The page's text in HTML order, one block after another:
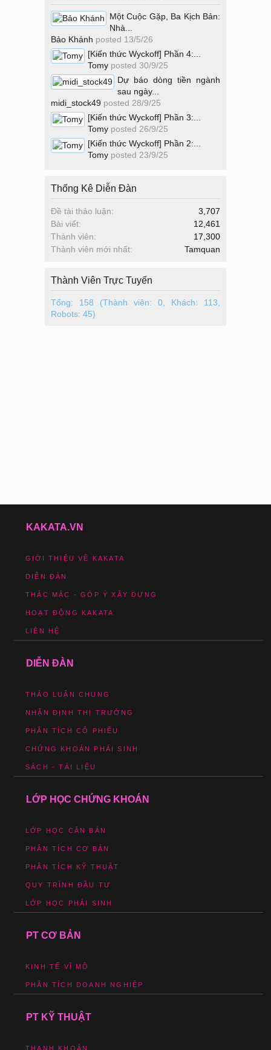
Một Cuộc Gặp, Ba Kịch Bản:
Nhà...
Bảo Khánh posted 13/5/26
[Kiến thức Wyckoff] Phần 4:...
Tomy posted 30/9/25
Dự báo dòng tiền ngành
sau ngày...
midi_stock49 posted 28/9/25
[Kiến thức Wyckoff] Phần 3:...
Tomy posted 26/9/25
[Kiến thức Wyckoff] Phần 2:...
Tomy posted 23/9/25
Thống Kê Diễn Đàn
Đề tài thảo luận:
3,707
Bài viết:
12,461
Thành viên:
17,300
Thành viên mới nhất:
Tamquan
Thành Viên Trực Tuyến
Tổng: 158 (Thành viên: 0, Khách: 113,
Robots: 45)
KAKATA.VN
GIỚI THIỆU VỀ KAKATA
DIỄN ĐÀN
THẮC MẮC - GÓP Ý XÂY DỰNG
HOẠT ĐỘNG KAKATA
LIÊN HỆ
DIỄN ĐÀN
THẢO LUẬN CHUNG
NHẬN ĐỊNH THỊ TRƯỜNG
PHÂN TÍCH CỔ PHIẾU
CHỨNG KHOÁN PHÁI SINH
SÁCH - TÀI LIỆU
LỚP HỌC CHỨNG KHOÁN
LỚP HỌC CĂN BẢN
PHÂN TÍCH CƠ BẢN
PHÂN TÍCH KỸ THUẬT
QUY TRÌNH ĐẦU TƯ
LỚP HỌC PHÁI SINH
PT CƠ BẢN
KINH TẾ VĨ MÔ
PHÂN TÍCH DOANH NGHIỆP
PT KỸ THUẬT
THANH KHOẢN